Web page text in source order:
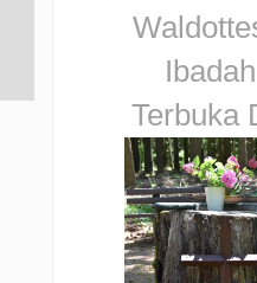
Terbuka